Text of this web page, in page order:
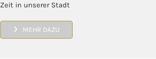
Zeit in unserer Stadt
MEHR DAZU